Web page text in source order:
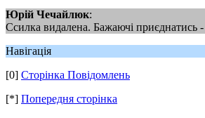
Юрій Чечайлюк:
Ссилка видалена. Бажаючі приєднатись
Навігація
[0] Сторінка Повідомлень
[*] Попередня сторінка